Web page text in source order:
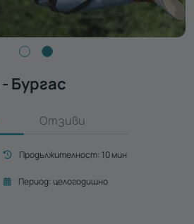
Бургас
Отзиви
Продължителност: 10 мин
Период:целогодишно